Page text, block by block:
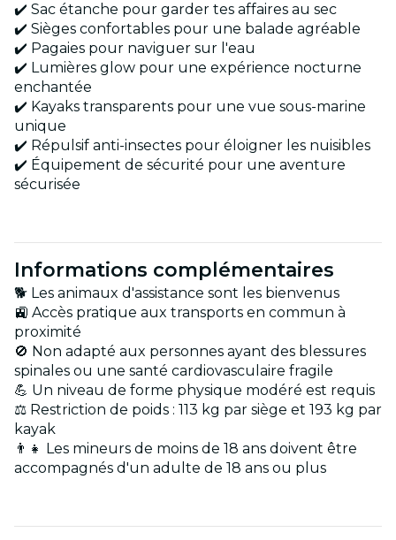
✔️ Sac étanche pour garder tes affaires au sec
✔️ Sièges confortables pour une balade agréable
✔️ Pagaies pour naviguer sur l'eau
✔️ Lumières glow pour une expérience nocturne
enchantée
✔️ Kayaks transparents pour une vue sous-marine
unique
✔️ Répulsif anti-insectes pour éloigner les nuisibles
✔️ Équipement de sécurité pour une aventure
sécurisée
Informations complémentaires
🐕 Les animaux d'assistance sont les bienvenus
🚉 Accès pratique aux transports en commun à
proximité
🚫 Non adapté aux personnes ayant des blessures
spinales ou une santé cardiovasculaire fragile
💪 Un niveau de forme physique modéré est requis
⚖️ Restriction de poids : 113 kg par siège et 193 kg par
kayak
👨‍👧 Les mineurs de moins de 18 ans doivent être
accompagnés d'un adulte de 18 ans ou plus